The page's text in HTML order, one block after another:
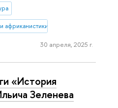
африканистики
30 апреля, 2025 г.
«История
Зеленева